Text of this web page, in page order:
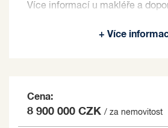
Více informací u makléře a
na základě jím zvolených kritérií.
+ Více
Cena:
8 900 000 CZK / za nemovitost